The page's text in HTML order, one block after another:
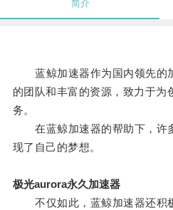
简介
蓝鲸加速器作为国内领先的
的团队和丰富的资源，致力于为
务。
在蓝鲸加速器的帮助下，许
现了自己的梦想。
极光aurora永久加速器
不仅如此，蓝鲸加速器还积